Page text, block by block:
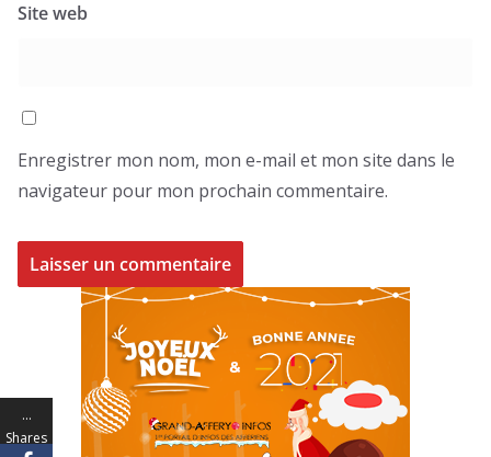
Site web
Enregistrer mon nom, mon e-mail et mon site dans le
navigateur pour mon prochain commentaire.
…
Shares